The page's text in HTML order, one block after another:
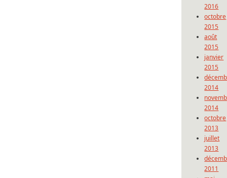
2016
octobre
2015
août
2015
janvier
2015
2014
2014
octobre
2013
juillet
2013
2011